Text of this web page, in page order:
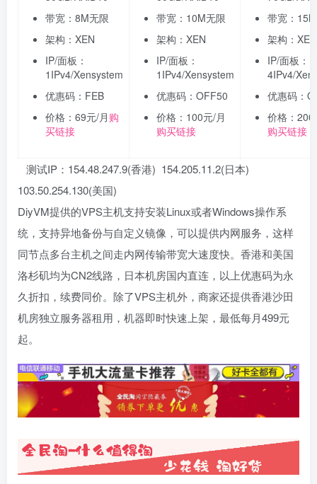
带宽：8M无限
架构：XEN
IP/面板：
1IPv4/Xensystem
优惠码：FEB
价格：69元/月 购
买链接
带宽：10M无限
架构：XEN
IP/面板：
1IPv4/Xensystem
优惠码：OFF50
价格：100元/月
购买链接
带宽：
架构：XEN
IP/面板：
4IPv4/
优惠码：
价格：200
购买链接
测试IP：154.48.247.9(香港) 154.205.11.2(日本)
103.50.254.130(美国)
DiyVM提供的VPS主机支持安装Linux或者Windows操作系
统，支持异地备份与自定义镜像，可以提供内网服务，这样
同节点多台主机之间走内网传输带宽大速度快。香港和美国
洛杉矶均为CN2线路，日本机房国内直连，以上优惠码为永
久折扣，续费同价。除了VPS主机外，商家还提供香港沙田
机房独立服务器租用，机器即时快速上架，最低每月499元
起。